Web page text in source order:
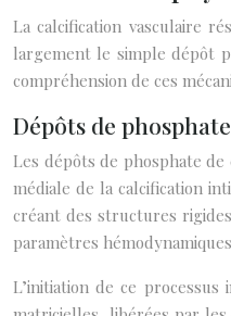
La calcification vasculaire
largement le simple dépôt
compréhension de ces
Dépôts de
Les dépôts de phosphate
médiale de la calcification
créant des structures
paramètres
L’initiation de ce